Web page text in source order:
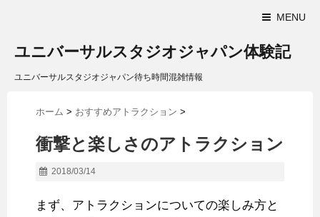
MENU
ユニバーサルスタジオジャパン体験記
ユニバーサルスタジオジャパン待ち時間混雑情報
ホーム > おすすめアトラクション >
衝撃と楽しさのアトラクション
2018/03/14
まず、アトラクションについての楽しみ方と